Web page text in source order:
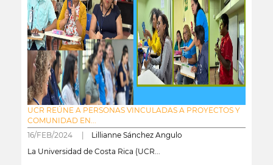
UCR REÚNE A PERSONAS VINCULADAS A PROYECTOS Y
COMUNIDAD EN...
16/FEB/2024 | Lillianne Sánchez Angulo
La Universidad de Costa Rica (UCR...